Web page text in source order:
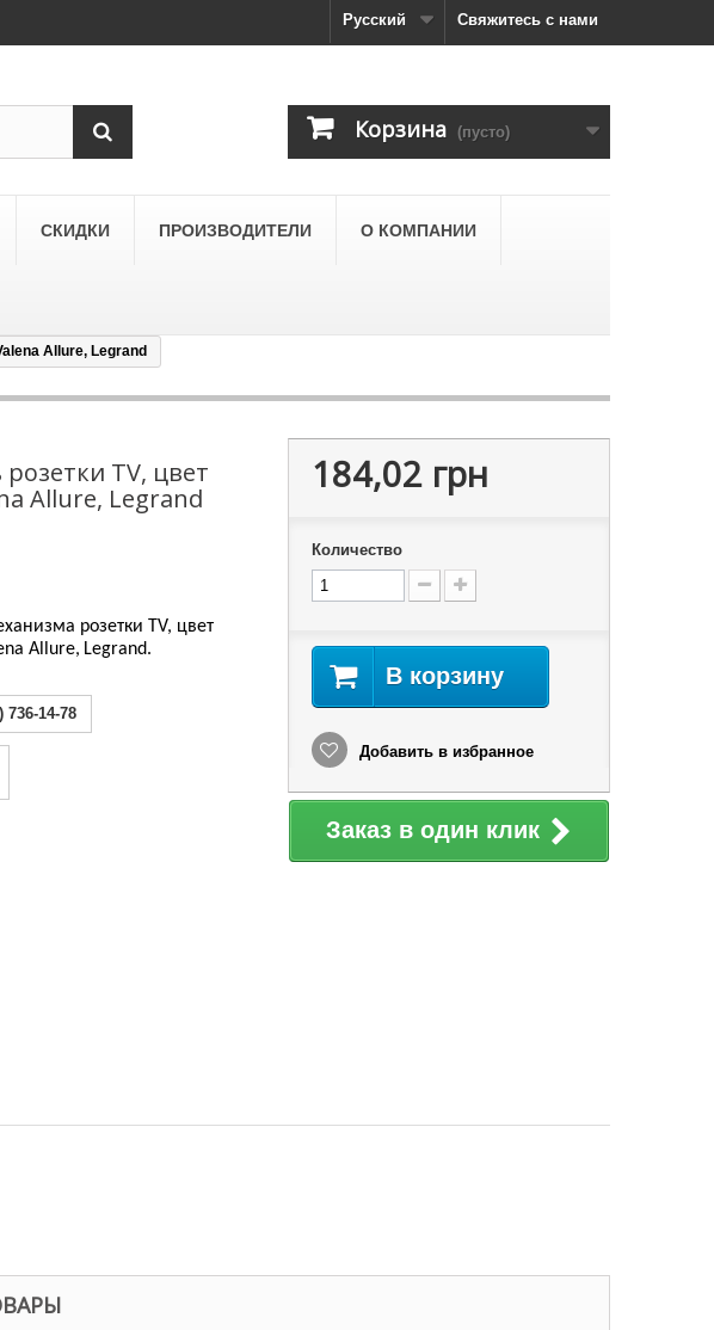
Свяжитесь с нами
Русский
Корзина (пусто)
СКИДКИ ПРОИЗВОДИТЕЛИ О КОМПАНИИ
Allure, Legrand
TV, цвет
Allure, Legrand
розетки TV, цвет
Allure, Legrand.
736-14-78
184,02 грн
Количество
В корзину
Добавить в избранное
Заказ в один клик